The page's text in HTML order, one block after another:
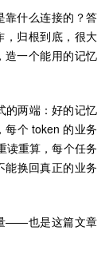
靠什么连接的？答
归根到底，很大
造一个能用的记忆
的两端：好的记忆
每个 token 的业务
读重算，每个任务
能换回真正的业务
——也是这篇文章